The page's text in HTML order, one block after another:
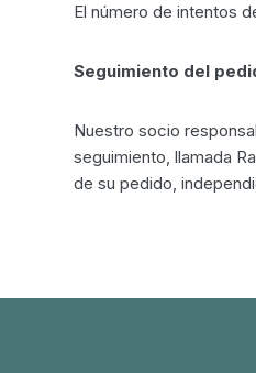
El número de intentos
Seguimiento del
Nuestro socio
seguimiento, llamada
de su pedido,